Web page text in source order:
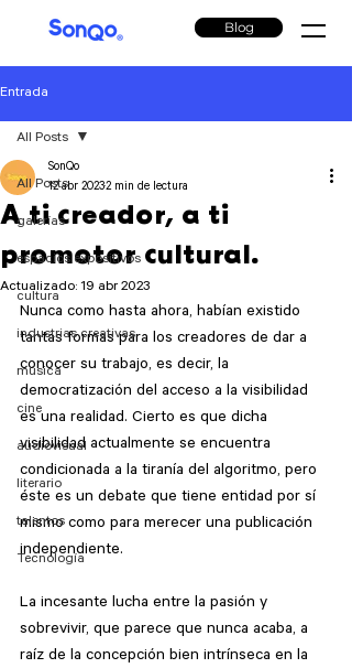
Blog
Entrada
All Posts
galerías
espacios expositivos
cultura
industrias creativas
música
cine
audiovisual
literario
talentos
Tecnología
All Posts
A ti creador, a ti
promotor cultural.
SonQo
12 abr 20232 min de lectura
Actualizado: 19 abr 2023
Nunca como hasta ahora, habían existido
tantas formas para los creadores de dar a
conocer su trabajo, es decir, la
democratización del acceso a la visibilidad
es una realidad. Cierto es que dicha
visibilidad actualmente se encuentra
condicionada a la tiranía del algoritmo, pero
éste es un debate que tiene entidad por sí
mismo como para merecer una publicación
independiente.
La incesante lucha entre la pasión y
sobrevivir, que parece que nunca acaba, a
raíz de la concepción bien intrínseca en la